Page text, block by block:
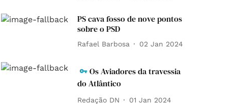
PS cava fosso de nove pontos
sobre o PSD
Rafael Barbosa 02 Jan 2024
Os Aviadores da travessia
do Atlântico
Redação DN 01 Jan 2024